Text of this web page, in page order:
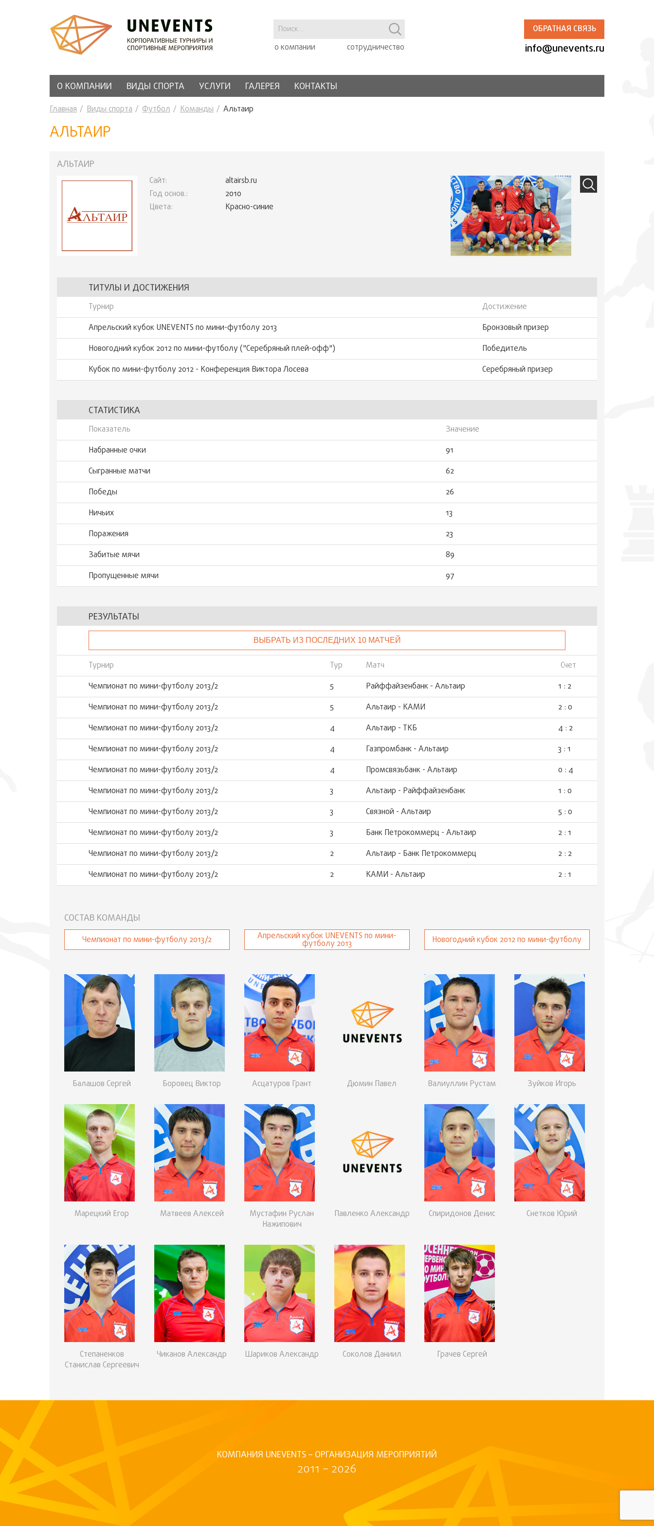
о компании сотрудничество
ОБРАТНАЯ СВЯЗЬ
info@unevents.ru
О КОМПАНИИ ВИДЫ СПОРТА УСЛУГИ ГАЛЕРЕЯ КОНТАКТЫ
Главная Виды спорта Футбол Команды Альтаир
АЛЬТАИР
АЛЬТАИР
Сайт:
altairsb.ru
Год основ.:
2010
Цвета:
Красно-синие
ТИТУЛЫ И ДОСТИЖЕНИЯ
Турнир
Достижение
Апрельский кубок UNEVENTS по мини-футболу 2013
Бронзовый призер
Новогодний кубок 2012 по мини-футболу ("Серебряный плей-офф")
Победитель
Кубок по мини-футболу 2012 - Конференция Виктора Лосева
Серебряный призер
СТАТИСТИКА
Показатель
Значение
Набранные очки
91
Сыгранные матчи
62
Победы
26
Ничьих
13
Поражения
23
Забитые мячи
89
Пропущенные мячи
97
РЕЗУЛЬТАТЫ
ВЫБРАТЬ ИЗ ПОСЛЕДНИХ 10 МАТЧЕЙ
Турнир Тур Матч
Счет
Чемпионат по мини-футболу 2013/2
5 Райффайзенбанк - Альтаир
1 : 2
Чемпионат по мини-футболу 2013/2
5 Альтаир - КАМИ
2 : 0
Чемпионат по мини-футболу 2013/2
4 Альтаир - ТКБ
4 : 2
Чемпионат по мини-футболу 2013/2
4 Газпромбанк - Альтаир
3 : 1
Чемпионат по мини-футболу 2013/2
4 Промсвязьбанк - Альтаир
0 : 4
Чемпионат по мини-футболу 2013/2
3 Альтаир - Райффайзенбанк
1 : 0
Чемпионат по мини-футболу 2013/2
3 Связной - Альтаир
5 : 0
Чемпионат по мини-футболу 2013/2
3 Банк Петрокоммерц - Альтаир
2 : 1
Чемпионат по мини-футболу 2013/2
2 Альтаир - Банк Петрокоммерц
2 : 2
Чемпионат по мини-футболу 2013/2
2 КАМИ - Альтаир 2 : 1
СОСТАВ КОМАНДЫ
Чемпионат по мини-футболу 2013/2 Апрельский кубок UNEVENTS по мини-
футболу 2013 Новогодний кубок 2012 по мини-футболу
Балашов Сергей Боровец Виктор Асцатуров Грант Дюмин Павел Валиуллин Рустам Зуйков Игорь
Марецкий Егор Матвеев Алексей
Мустафин Руслан
Нажипович
Павленко Александр Спиридонов Денис Снетков Юрий
Степаненков
Станислав Сергеевич
Чиканов Александр Шариков Александр Соколов Даниил Грачев Сергей
КОМПАНИЯ UNEVENTS – ОРГАНИЗАЦИЯ МЕРОПРИЯТИЙ
2011 – 2026